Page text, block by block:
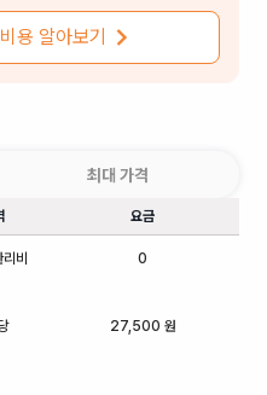
용 알아보기
최대 가격
요금
비
0
27,500 원